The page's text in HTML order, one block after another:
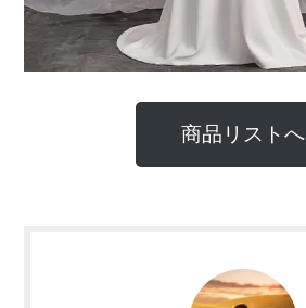
商品リストへ